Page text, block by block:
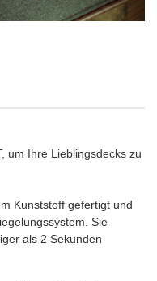
um Ihre Lieblingsdecks zu
Kunststoff gefertigt und
Sie
als 2 Sekunden